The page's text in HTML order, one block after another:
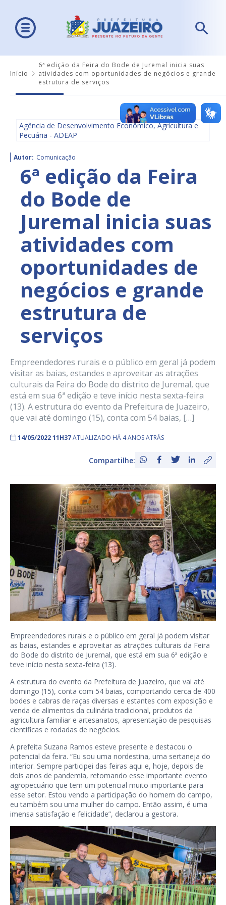
Início
6ª edição da Feira do Bode de Juremal inicia suas
atividades com oportunidades de negócios e grande
estrutura de serviços
Agência de Desenvolvimento Econômico, Agricultura e
Pecuária - ADEAP
Autor: Comunicação
6ª edição da Feira
do Bode de
Juremal inicia suas
atividades com
oportunidades de
negócios e grande
estrutura de
serviços
Empreendedores rurais e o público em geral já podem
visitar as baias, estandes e aproveitar as atrações
culturais da Feira do Bode do distrito de Juremal, que
está em sua 6ª edição e teve início nesta sexta-feira
(13). A estrutura do evento da Prefeitura de Juazeiro,
que vai até domingo (15), conta com 54 baias, […]
14/05/2022 11H37ATUALIZADO HÁ 4 ANOS ATRÁS
Compartilhe:
Empreendedores rurais e o público em geral já podem visitar
as baias, estandes e aproveitar as atrações culturais da Feira
do Bode do distrito de Juremal, que está em sua 6ª edição e
teve início nesta sexta-feira (13).
A estrutura do evento da Prefeitura de Juazeiro, que vai até
domingo (15), conta com 54 baias, comportando cerca de 400
bodes e cabras de raças diversas e estantes com exposição e
venda de alimentos da culinária tradicional, produtos da
agricultura familiar e artesanatos, apresentação de pesquisas
científicas e rodadas de negócios.
A prefeita Suzana Ramos esteve presente e destacou o
potencial da feira. “Eu sou uma nordestina, uma sertaneja do
interior. Sempre participei das feiras aqui e, hoje, depois de
dois anos de pandemia, retomando esse importante evento
agropecuário que tem um potencial muito importante para
esse setor. Estou vendo a participação do homem do campo,
eu também sou uma mulher do campo. Então assim, é uma
imensa satisfação e felicidade”, declarou a gestora.